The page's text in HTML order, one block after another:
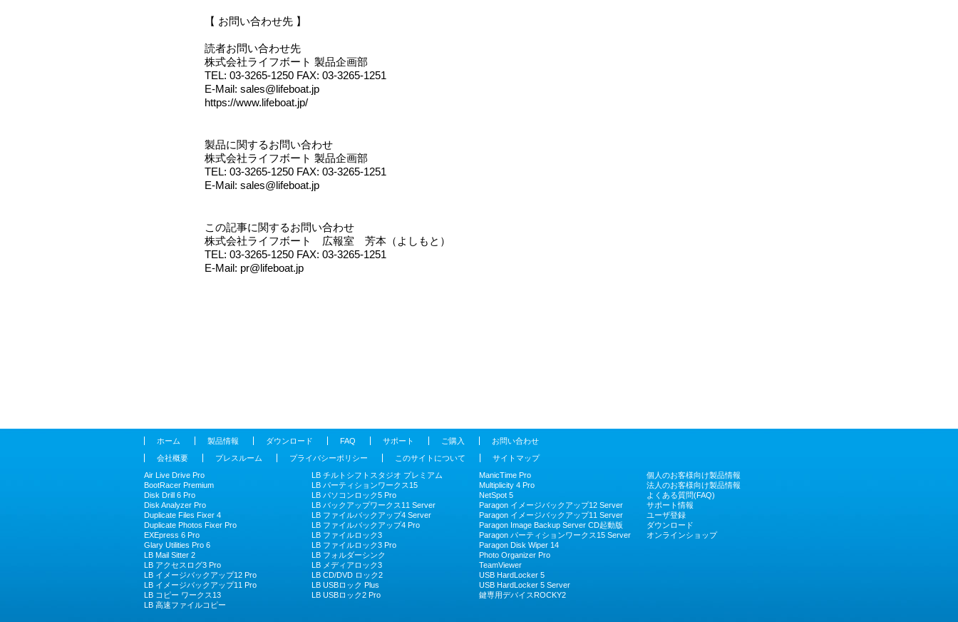
【 お問い合わせ先 】
読者お問い合わせ先
株式会社ライフボート 製品企画部
TEL: 03-3265-1250 FAX: 03-3265-1251
E-Mail: sales@lifeboat.jp
https://www.lifeboat.jp/
製品に関するお問い合わせ
株式会社ライフボート 製品企画部
TEL: 03-3265-1250 FAX: 03-3265-1251
E-Mail: sales@lifeboat.jp
この記事に関するお問い合わせ
株式会社ライフボート 広報室 芳本（よしもと）
TEL: 03-3265-1250 FAX: 03-3265-1251
E-Mail: pr@lifeboat.jp
ホーム 製品情報 ダウンロード FAQ サポート ご購入
お問い合わせ
会社概要
プレスルーム プライバシーポリシー このサイトについて
サイトマップ
Air Live Drive Pro
BootRacer Premium
Disk Drill 6 Pro
Disk Analyzer Pro
Duplicate Files Fixer 4
Duplicate Photos Fixer Pro
EXEpress 6 Pro
Glary Utilities Pro 6
LB Mail Sitter 2
LB アクセスログ3 Pro
LB イメージバックアップ12 Pro
LB イメージバックアップ11 Pro
LB コピー ワークス13
LB 高速ファイルコピー
LB チルトシフトスタジオ プレミアム
LB パーティションワークス15
LB パソコンロック5 Pro
LB バックアップワークス11 Server
LB ファイルバックアップ4 Server
LB ファイルバックアップ4 Pro
LB ファイルロック3
LB ファイルロック3 Pro
LB フォルダーシンク
LB メディアロック3
LB CD/DVD ロック2
LB USBロック Plus
LB USBロック2 Pro
ManicTime Pro
Multiplicity 4 Pro
NetSpot 5
Paragon イメージバックアップ12 Server
Paragon イメージバックアップ11 Server
Paragon Image Backup Server CD起動版
Paragon パーティションワークス15 Server
Paragon Disk Wiper 14
Photo Organizer Pro
TeamViewer
USB HardLocker 5
USB HardLocker 5 Server
鍵専用デバイスROCKY2
個人のお客様向け製品情報
法人のお客様向け製品情報
よくある質問(FAQ)
サポート情報
ユーザ登録
ダウンロード
オンラインショップ